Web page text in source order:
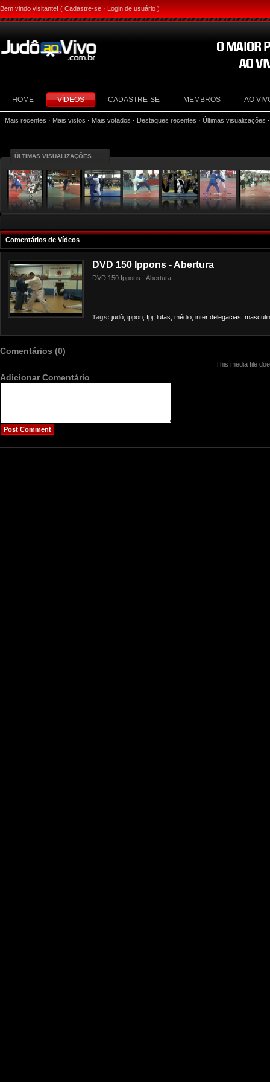
Bem vindo visitante! ( Cadastre-se · Login de usuário )
HOME VÍDEOS CADASTRE-SE MEMBROS AO
Mais recentes · Mais vistos · Mais votados · Destaques recentes · Últimas visualizações
ÚLTIMAS VISUALIZAÇÕES
Comentários de Vídeos
DVD 150 Ippons - Abertura
DVD 150 Ippons - Abertura
Tags: judô, ippon, fpj, lutas, médio, inter delegacias,
Comentários (0)
This media file
Adicionar Comentário